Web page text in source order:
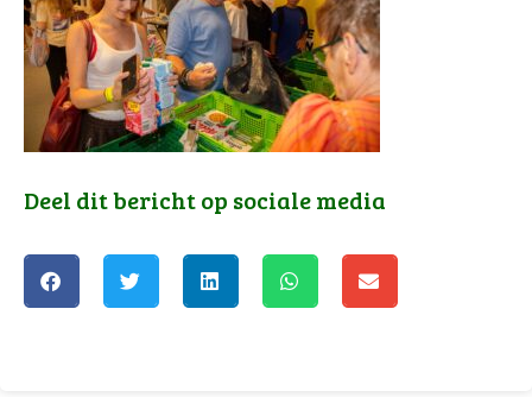
Deel dit bericht op sociale media